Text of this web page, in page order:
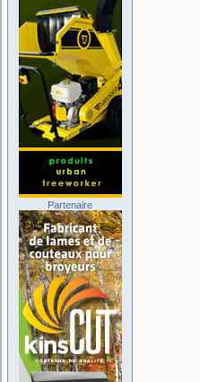
Partenaire